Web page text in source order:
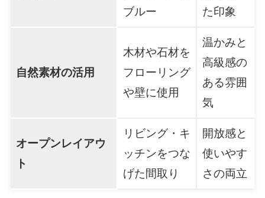
ブルー
た印象
自然素材の活用
木材や石材を
フローリング
や壁に使用
温かみと
高級感の
ある雰囲
気
オープンレイアウ
ト
リビング・キ
ッチンをつな
げた間取り
開放感と
使いやす
さの両立